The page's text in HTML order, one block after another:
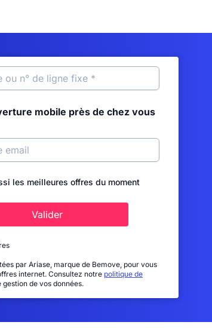
mobile près de chez vous
les meilleures offres du moment
Valider
par Ariase, marque de Bemove, pour vous
internet. Consultez notre politique de
gestion de vos données.